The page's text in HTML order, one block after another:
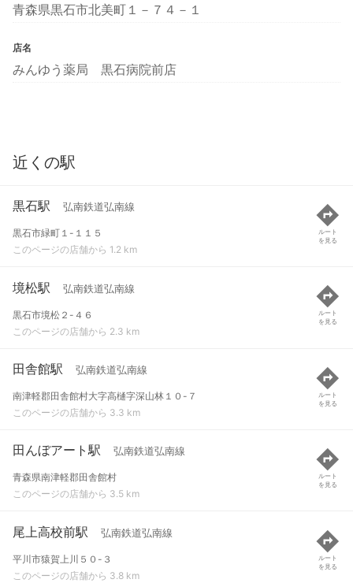
青森県黒石市北美町１－７４－１
店名
みんゆう薬局 黒石病院前店
近くの駅
黒石駅 弘南鉄道弘南線
黒石市緑町１-１１５
このページの店舗から 1.2 km
ルート
を見る
境松駅 弘南鉄道弘南線
黒石市境松２-４６
このページの店舗から 2.3 km
ルート
を見る
田舎館駅 弘南鉄道弘南線
南津軽郡田舎館村大字高樋字深山林１０-７
このページの店舗から 3.3 km
ルート
を見る
田んぼアート駅 弘南鉄道弘南線
青森県南津軽郡田舎館村
このページの店舗から 3.5 km
ルート
を見る
尾上高校前駅 弘南鉄道弘南線
平川市猿賀上川５０-３
このページの店舗から 3.8 km
ルート
を見る